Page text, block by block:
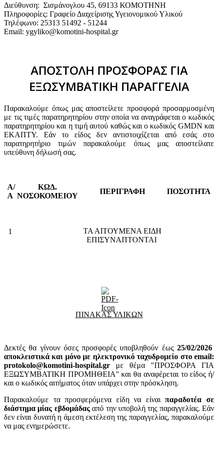
Διεύθυνση: Σισμάνογλου 45, 69133 ΚΟΜΟΤΗΝΗ
Πληροφορίες: Γραφείο Διαχείρισης Υγειονομικού Υλικού
Τηλέφωνο: 25313 51492 - 51244
Email: ygyliko@komotini-hospital.gr
ΑΠΟΣΤΟΛΗ ΠΡΟΣΦΟΡΑΣ ΓΙΑ
ΕΞΩΣΥΜΒΑΤΙΚΗ ΠΑΡΑΓΓΕΛΙΑ
Παρακαλούμε όπως μας αποστείλετε προσφορά προσαρμοσμένη
με τις τιμές παρατηρητηρίου στην οποία να αναγράφεται ο κωδικός
παρατηρητηρίου και η τιμή αυτού καθώς και ο κωδικός GMDN και
ΕΚΑΠΤΥ. Εάν το είδος δεν αντιστοιχίζεται από εσάς στο
παρατηρητήριο τιμών παρακαλούμε όπως μας αποστείλατε
υπεύθυνη δήλωσή σας.
Α/
Α
ΚΩΔ.
ΝΟΣΟΚΟΜΕΙΟΥ
ΠΕΡΙΓΡΑΦΗ ΠΟΣΟΤΗΤΑ
1
ΤΑ ΑΙΤΟΥΜΕΝΑ ΕΙΔΗ
ΕΠΙΣΥΝΑΠΤΟΝΤΑΙ
ΠΙΝΑΚΑΣ ΥΛΙΚΩΝ
Δεκτές θα γίνουν όσες προσφορές υποβληθούν έως 25/02/2026
αποκλειστικά και μόνο με ηλεκτρονικό ταχυδρομείο στο email:
protokolo@komotini-hospital.gr με θέμα "ΠΡΟΣΦΟΡΑ ΓΙΑ
ΕΞΩΣΥΜΒΑΤΙΚΗ ΠΡΟΜΗΘΕΙΑ" και θα αναφέρεται το είδος ή/
και ο κωδικός αιτήματος όταν υπάρχει στην πρόσκληση.
Παρακαλούμε τα προσφερόμενα είδη να είναιπαραδοτέα σε
διάστημα μίας εβδομάδαςαπό την υποβολή της παραγγελίας. Εάν
δεν είναι δυνατή η άμεση εκτέλεση της παραγγελίας, παρακαλούμε
να μας ενημερώσετε.